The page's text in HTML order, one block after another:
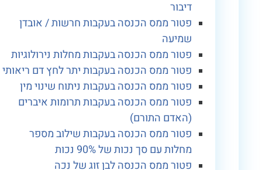
פטור ממס הכנסה בעקבות חרשות / אובדן
פטור ממס הכנסה בעקבות מחלות נירולוגיות
פטור ממס הכנסה בעקבות יתר לחץ דם ריאותי
פטור ממס הכנסה בעקבות ניתוח שינוי מין
פטור ממס הכנסה בעקבות תרומות איברים
(האדם התורם)
פטור ממס הכנסה בעקבות שילוב מספר
מחלות עם סך נכות של 90% נכות
פטור ממס הכנסה לבן זוג של נכה